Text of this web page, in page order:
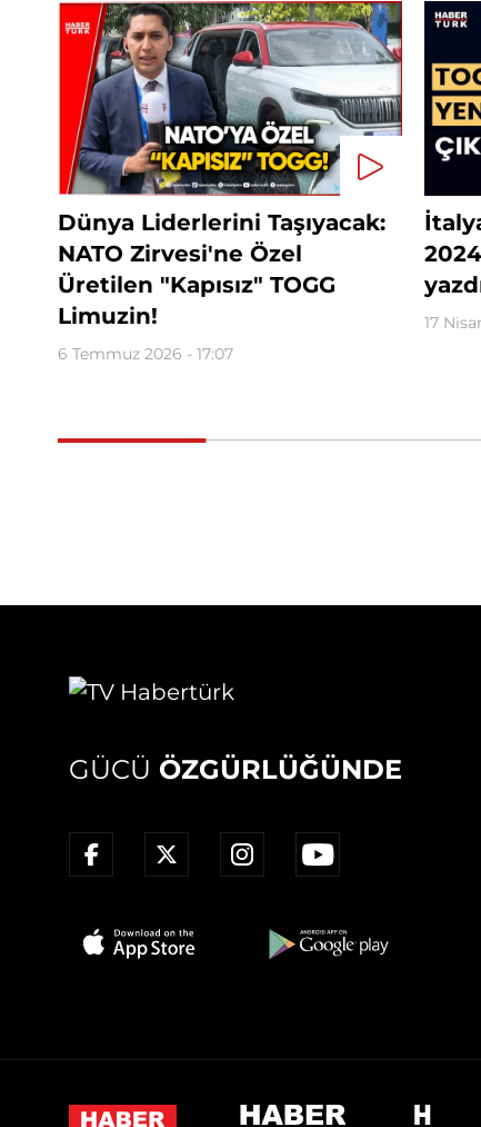
Dünya Liderlerini Taşıyacak:
NATO Zirvesi'ne Özel
Üretilen "Kapısız" TOGG
Limuzin!
6 Temmuz 2026 - 17:07
17
GÜCÜ ÖZGÜRLÜĞÜNDE